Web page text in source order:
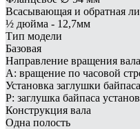
Всасывающая и обратная
½ дюйма - 12,7мм
Тип модели
Базовая
Направление вращения вала
A: вращение по часовой
Установка заглушки байпаса
P: заглушка байпаса
Конструкция вала
Одна полость